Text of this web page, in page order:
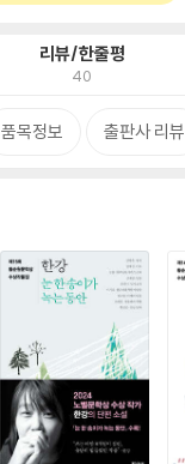
리뷰/한줄평
40
품목정보 출판사 리뷰